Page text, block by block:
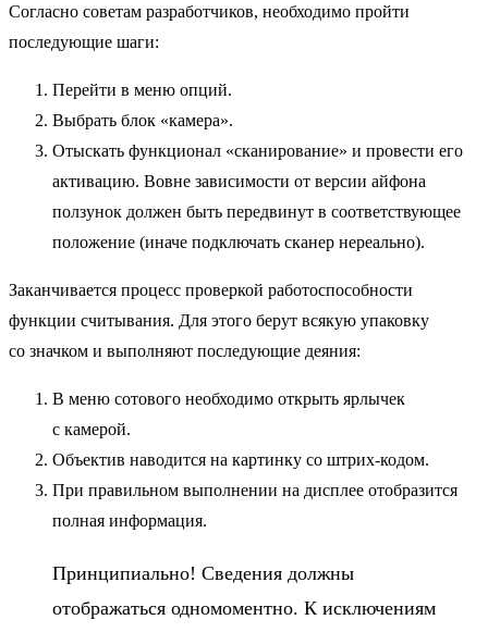
Согласно советам разработчиков, необходимо пройти
последующие шаги:
Перейти в меню опций.
Выбрать блок «камера».
Отыскать функционал «сканирование» и провести его
активацию. Вовне зависимости от версии айфона
ползунок должен быть передвинут в соответствующее
положение (иначе подключать сканер нереально).
Заканчивается процесс проверкой работоспособности
функции считывания. Для этого берут всякую упаковку
со значком и выполняют последующие деяния:
В меню сотового необходимо открыть ярлычек
с камерой.
Объектив наводится на картинку со штрих-кодом.
При правильном выполнении на дисплее отобразится
полная информация.
Принципиально! Сведения должны
отображаться одномоментно. К исключениям